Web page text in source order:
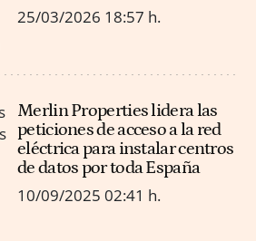
25/03/2026 18:57 h.
Merlin Properties lidera las
peticiones de acceso a la red
eléctrica para instalar centros
de datos por toda España
10/09/2025 02:41 h.